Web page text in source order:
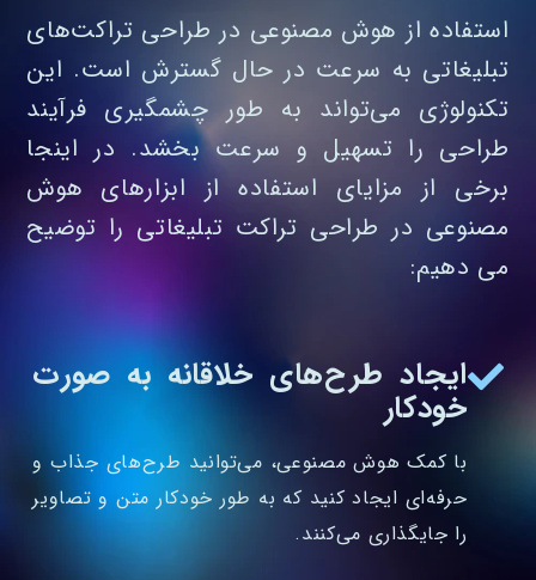
استفاده از هوش مصنوعی در طراحی تراکت‌های
تبلیغاتی به سرعت در حال گسترش است. این
تکنولوژی می‌تواند به طور چشمگیری فرآیند
طراحی را تسهیل و سرعت بخشد. در اینجا
برخی از مزایای استفاده از ابزارهای هوش
مصنوعی در طراحی تراکت تبلیغاتی را توضیح
می دهیم:
ایجاد طرح‌های خلاقانه به‌ صورت
خودکار
با کمک هوش مصنوعی، می‌توانید طرح‌های جذاب و
حرفه‌ای ایجاد کنید که به طور خودکار متن و تصاویر
را جایگذاری می‌کنند.